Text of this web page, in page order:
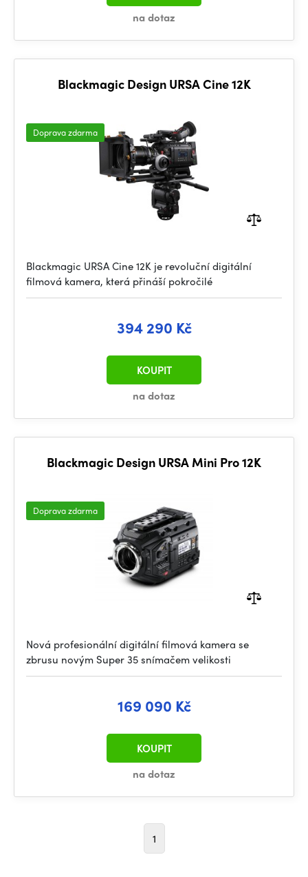
na dotaz
Blackmagic Design URSA Cine 12K
Doprava zdarma
Blackmagic URSA Cine 12K je revoluční digitální
filmová kamera, která přináší pokročilé
394 290 Kč
na dotaz
KOUPIT
Blackmagic Design URSA Mini Pro 12K
Doprava zdarma
Nová profesionální digitální filmová kamera se
zbrusu novým Super 35 snímačem velikosti
169 090 Kč
na dotaz
KOUPIT
1